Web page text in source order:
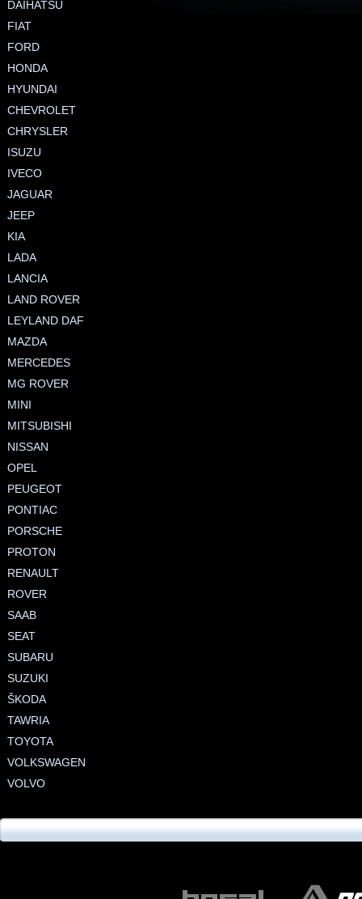
DAIHATSU
FIAT
FORD
HONDA
HYUNDAI
CHEVROLET
CHRYSLER
ISUZU
IVECO
JAGUAR
JEEP
KIA
LADA
LANCIA
LAND ROVER
LEYLAND DAF
MAZDA
MERCEDES
MG ROVER
MINI
MITSUBISHI
NISSAN
OPEL
PEUGEOT
PONTIAC
PORSCHE
PROTON
RENAULT
ROVER
SAAB
SEAT
SUBARU
SUZUKI
ŠKODA
TAWRIA
TOYOTA
VOLKSWAGEN
VOLVO